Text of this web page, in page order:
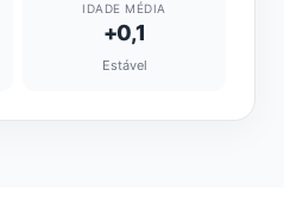
IDADE MÉDIA
+0,1
Estável